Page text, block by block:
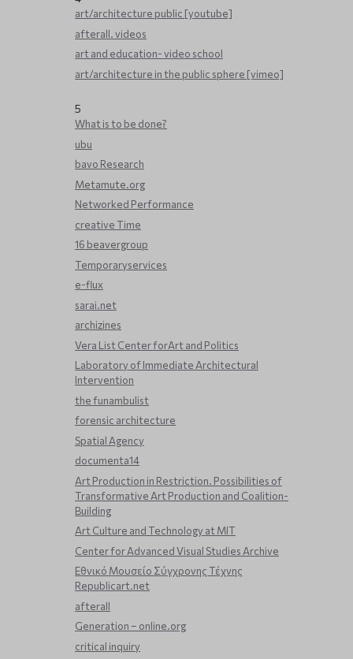
art/architecture public [youtube]
afterall. videos
art and education- video school
art/architecture in the public sphere [vimeo]
5
What is to be done?
ubu
bavo Research
Metamute.org
Networked Performance
creative Time
16 beavergroup
Temporaryservices
e-flux
sarai.net
archizines
Vera List Center forArt and Politics
Laboratory of Immediate Architectural
Intervention
the funambulist
forensic architecture
Spatial Agency
documenta14
Art Production in Restriction. Possibilities of
Transformative Art Production and Coalition-
Building
Art Culture and Technology at MIT
Center for Advanced Visual Studies Archive
Εθνικό Μουσείο Σύγχρονης Τέχνης
Republicart.net
afterall
Generation – online.org
critical inquiry